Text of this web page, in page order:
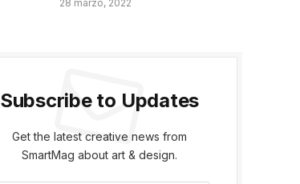
28 marzo, 2022
Subscribe to Updates
Get the latest creative news from
SmartMag about art & design.